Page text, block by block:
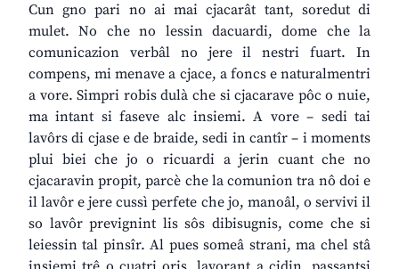
Cun gno pari no ai mai cjacarât tant, soredut di
mulet. No che no lessin dacuardi, dome che la
comunicazion verbâl no jere il nestri fuart. In
compens, mi menave a cjace, a foncs e naturalmentri
a vore. Simpri robis dulà che si cjacarave pôc o nuie,
ma intant si faseve alc insiemi. A vore – sedi tai
lavôrs di cjase e de braide, sedi in cantîr – i moments
plui biei che jo o ricuardi a jerin cuant che no
cjacaravin propit, parcè che la comunion tra nô doi e
il lavôr e jere cussì perfete che jo, manoâl, o servivi il
so lavôr prevignint lis sôs dibisugnis, come che si
leiessin tal pinsîr. Al pues someâ strani, ma chel stâ